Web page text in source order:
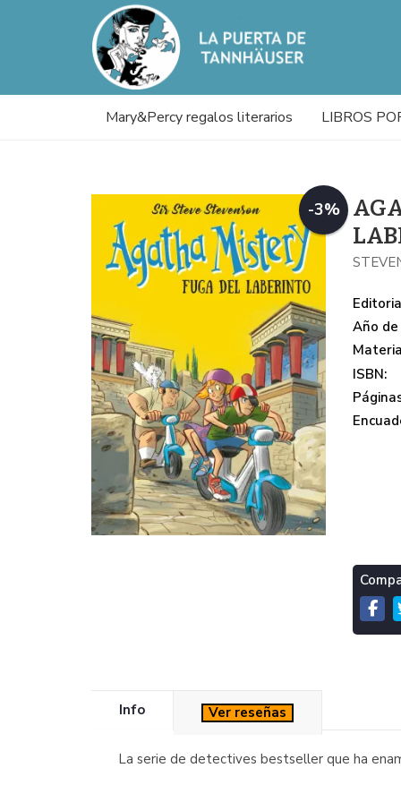
Mary&Percy regalos literarios LIBROS
-3%
Año de
ISBN:
Info Ver reseñas
La serie de detectives bestseller que ha